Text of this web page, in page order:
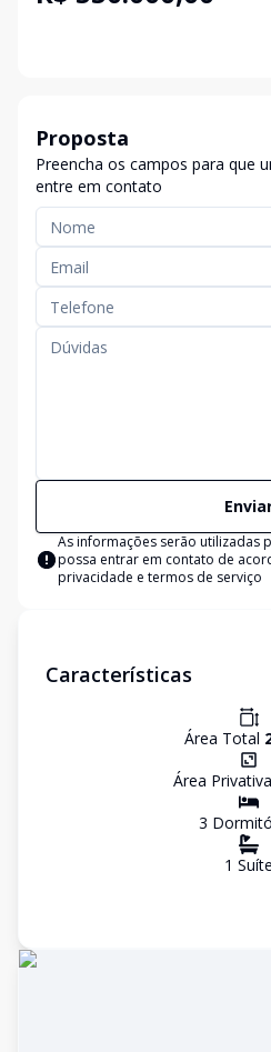
Proposta
Preencha os campos para que
entre em contato
As informações serão utilizadas
possa entrar em contato de
privacidade e termos de serviço
Características
Área Total
Área Privativa
3
1 Suíte